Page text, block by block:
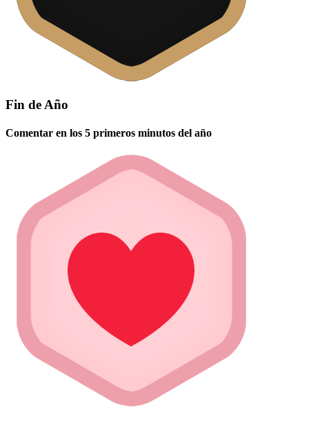
Fin de Año
Comentar en los 5 primeros minutos del año